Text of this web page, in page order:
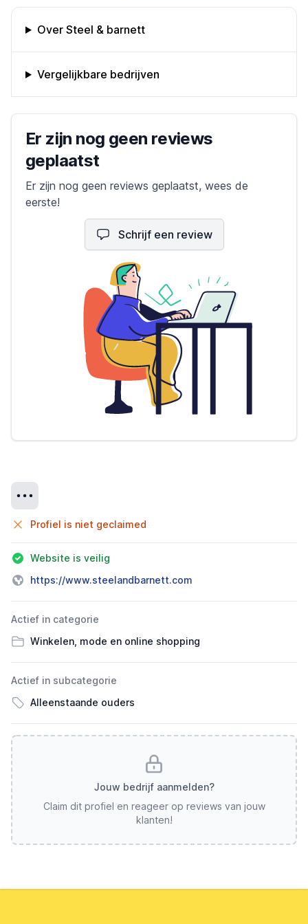
Omschrijving bedrijf
Over Steel & barnett
Vergelijkbare bedrijven
Bedrijfs reviews
Er zijn nog geen reviews
geplaatst
Er zijn nog geen reviews geplaatst, wees de
eerste!
Schrijf een review
Profiel is niet geclaimed
Website is veilig
https://www.steelandbarnett.com
Actief in categorie
Winkelen, mode en online shopping
Actief in subcategorie
Alleenstaande ouders
Jouw bedrijf aanmelden?
Claim dit profiel en reageer op reviews van jouw
klanten!